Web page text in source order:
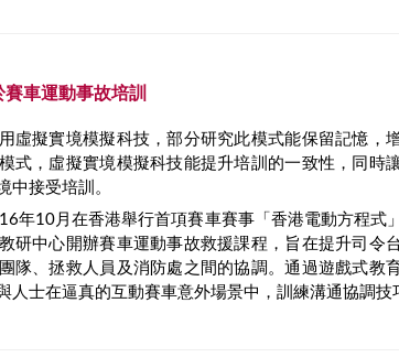
車運動事故培訓
虛擬實境模擬科技，部分研究此模式能保留記憶，
式，虛擬實境模擬科技能提升培訓的一致性，同時
中接受培訓。
年10月在香港舉行首項賽車賽事「香港電動方程式
研中心開辦賽車運動事故救援課程，旨在提升司令台
隊、拯救人員及消防處之間的協調。通過遊戲式教
人士在逼真的互動賽車意外場景中，訓練溝通協調技